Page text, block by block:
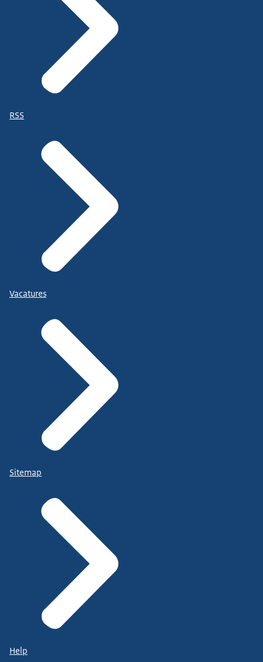
RSS
Vacatures
Sitemap
Help